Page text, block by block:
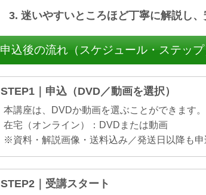
迷いやすいところほど丁寧に解説し
申込後の流れ（スケジュール・ステップ
STEP1｜申込（DVD／動画を選択）
本講座は、DVDか動画を選ぶことができます。
在宅（オンライン）：DVDまたは動画
※資料・解説画像・送料込み／発送日以降も申
STEP2｜受講スタート